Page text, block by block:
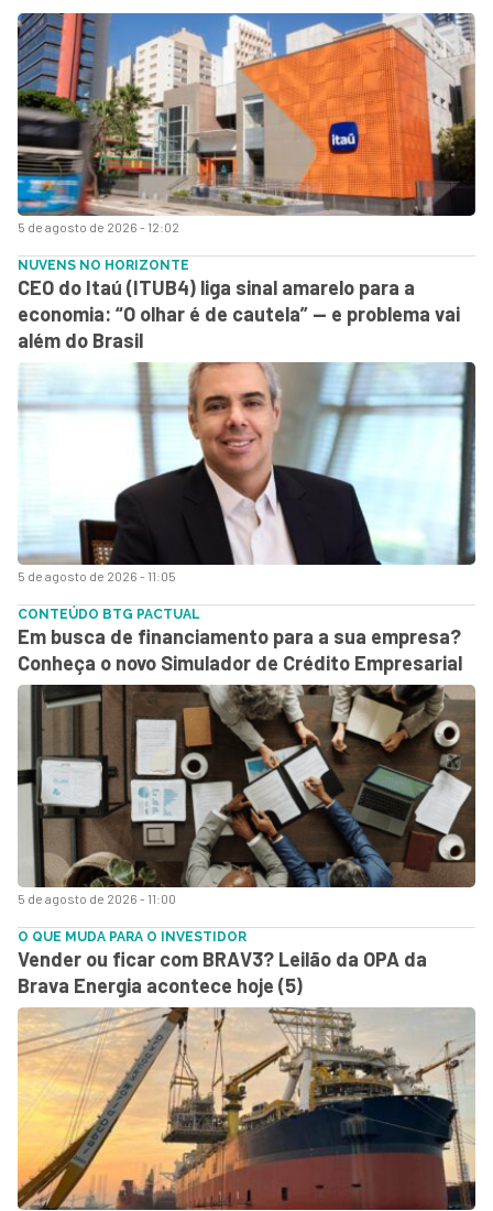
5 de agosto de 2026 - 12:02
5 de agosto de 2026 - 11:05
NUVENS NO HORIZONTE
CEO do Itaú (ITUB4) liga sinal amarelo para a
economia: “O olhar é de cautela” — e problema vai
além do Brasil
5 de agosto de 2026 - 11:00
CONTEÚDO BTG PACTUAL
Em busca de financiamento para a sua empresa?
Conheça o novo Simulador de Crédito Empresarial
O QUE MUDA PARA O INVESTIDOR
Vender ou ficar com BRAV3? Leilão da OPA da
Brava Energia acontece hoje (5)